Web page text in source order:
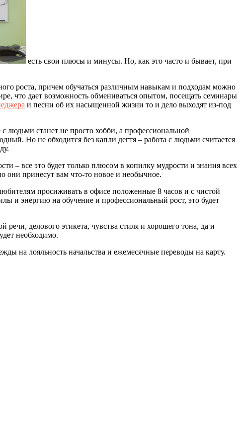
есть свои плюсы и минусы. Но, как это часто и бывает, при
роста, причем обучаться различным навыкам и подходам можно
что дает возможность обмениваться опытом, посещать семинары
и песни об их насыщенной жизни то и дело выходят из-под
станет не просто хобби, а профессиональной
Но не обходится без капли дегтя – работа с людьми считается
– все это будет только плюсом в копилку мудрости и знания всех
они принесут вам что-то новое и необычное.
просиживать в офисе положенные 8 часов и с чистой
и энергию на обучение и профессиональный рост, это будет
делового этикета, чувства стиля и хорошего тона, да и
необходимо.
на лояльность начальства и ежемесячные переводы на карту.